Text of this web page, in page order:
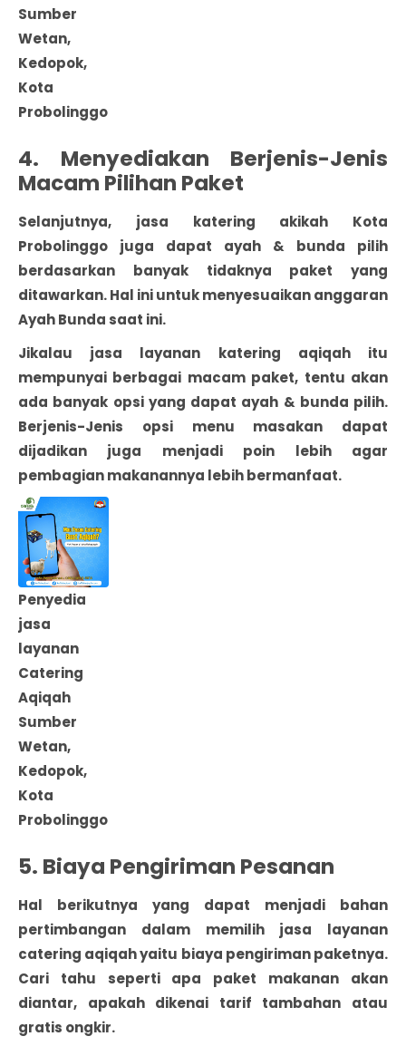
Sumber
Wetan,
Kedopok,
Kota
Probolinggo
4. Menyediakan Berjenis-Jenis
Macam Pilihan Paket
Selanjutnya, jasa katering akikah Kota
Probolinggo juga dapat ayah & bunda pilih
berdasarkan banyak tidaknya paket yang
ditawarkan. Hal ini untuk menyesuaikan anggaran
Ayah Bunda saat ini.
Jikalau jasa layanan katering aqiqah itu
mempunyai berbagai macam paket, tentu akan
ada banyak opsi yang dapat ayah & bunda pilih.
Berjenis-Jenis opsi menu masakan dapat
dijadikan juga menjadi poin lebih agar
pembagian makanannya lebih bermanfaat.
Penyedia
jasa
layanan
Catering
Aqiqah
Sumber
Wetan,
Kedopok,
Kota
Probolinggo
5. Biaya Pengiriman Pesanan
Hal berikutnya yang dapat menjadi bahan
pertimbangan dalam memilih jasa layanan
catering aqiqah yaitu biaya pengiriman paketnya.
Cari tahu seperti apa paket makanan akan
diantar, apakah dikenai tarif tambahan atau
gratis ongkir.